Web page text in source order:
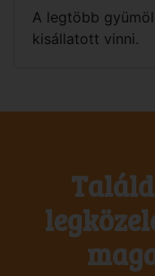
A legtöbb
kisállatott vinni.